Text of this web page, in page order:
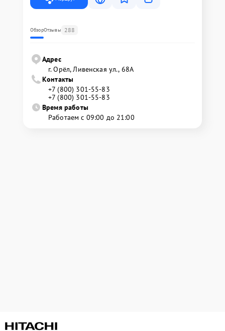
ОбзорОтзывы 288
Адрес
г. Орёл, Ливенская ул., 68А
Контакты
+7 (800) 301-55-83
+7 (800) 301-55-83
Время работы
Работаем с 09:00 до 21:00